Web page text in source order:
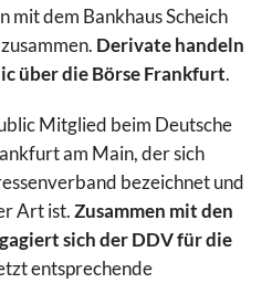
dem Bankhaus Scheich
Derivate handeln
über die Börse Frankfurt.
Mitglied beim Deutsche
am Main, der sich
bezeichnet und
Art ist.Zusammen mit den
sich der DDV für die
entsprechende